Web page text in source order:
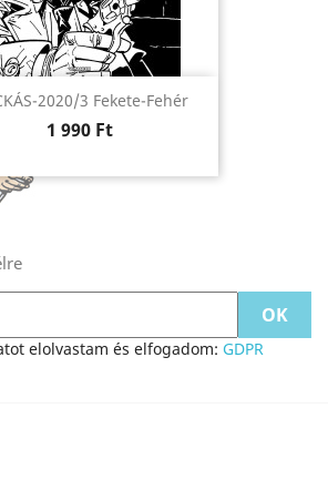
2020/3 Fekete-Fehér
Ár
1 990 Ft
elolvastam és elfogadom: GDPR